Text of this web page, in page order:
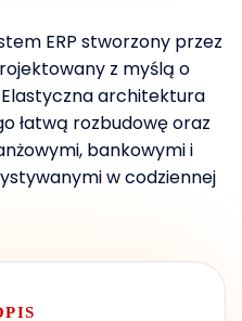
ERP stworzony przez
z myślą o
architektura
łatwą rozbudowę oraz
bankowymi i
w codziennej